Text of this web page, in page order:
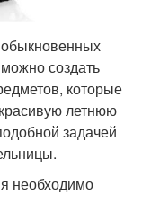
обыкновенных
создать
которые
летнюю
задачей
необходимо